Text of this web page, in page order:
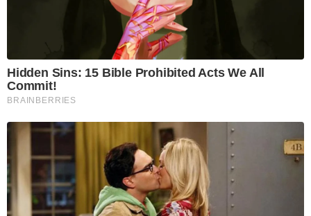
Hidden Sins: 15 Bible Prohibited Acts We All
Commit!
BRAINBERRIES